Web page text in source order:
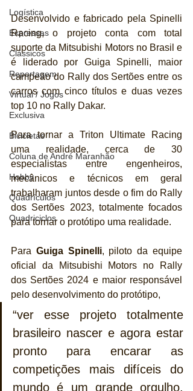
Logística
Expressas
Clássicos
Reportagem
Virtual / Jogos
Exclusiva
Bicicletas
Coluna de André Maranhão
Hobby
Quadrículos
Quadriciclos
Desenvolvido e fabricado pela Spinelli
Racing, o projeto conta com total
suporte da Mitsubishi Motors no Brasil e
é liderado por Guiga Spinelli, maior
campeão do Rally dos Sertões entre os
carros com cinco títulos e duas vezes
top 10 no Rally Dakar.
Para tornar a Triton Ultimate Racing
uma realidade, cerca de 30
especialistas entre engenheiros,
mecânicos e técnicos em geral
trabalharam juntos desde o fim do Rally
dos Sertões 2023, totalmente focados
para tornar o protótipo uma realidade.
Para Guiga Spinelli, piloto da equipe
oficial da Mitsubishi Motors no Rally
dos Sertões 2024 e maior responsável
pelo desenvolvimento do protótipo,
“ver esse projeto totalmente
brasileiro nascer e agora estar
pronto para encarar as
competições mais difíceis do
mundo é um grande orgulho.